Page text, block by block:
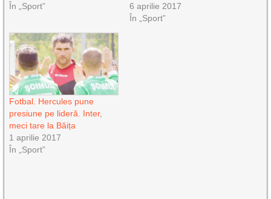
În „Sport”
6 aprilie 2017
În „Sport”
Fotbal. Hercules pune
presiune pe lideră. Inter,
meci tare la Băița
1 aprilie 2017
În „Sport”